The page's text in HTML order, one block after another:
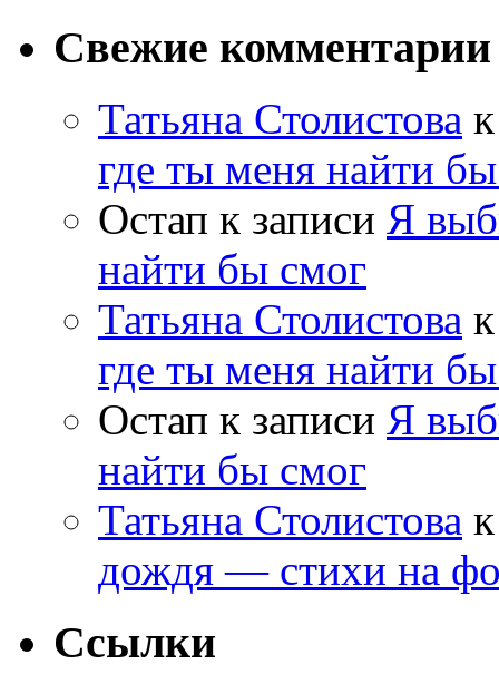
Свежие комментарии
Татьяна Столистова
где ты меня найти
Остап к записи Я
найти бы смог
Татьяна Столистова
где ты меня найти
Остап к записи Я
найти бы смог
Татьяна Столистова
дождя — стихи на
Ссылки